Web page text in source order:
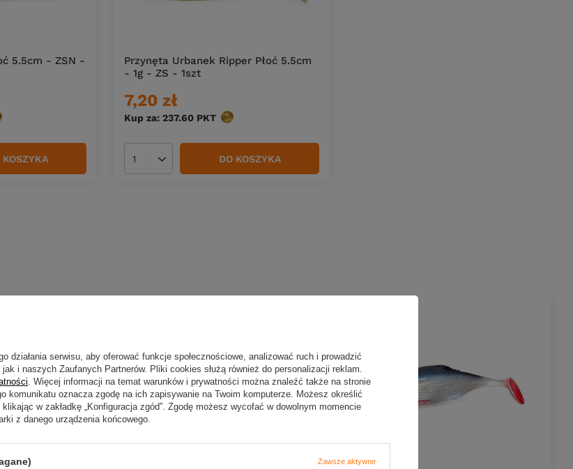
5.5cm - ZSN -
KOSZYKA
Przynęta Urbanek Ripper Płoć 5.5cm
- 1g - ZS - 1szt
7,20 zł
Kup za: 237.60 PKT punktów
Ilość produktów DO KOSZYKA
NOWOŚĆ
działania serwisu, aby oferować funkcje społecznościowe, analizować ruch i prowadzić
i naszych Zaufanych Partnerów. Pliki cookies służą również do personalizacji reklam.
. Więcej informacji na temat warunków i prywatności można znaleźć także na stronie
komunikatu oznacza zgodę na ich zapisywanie na Twoim komputerze. Możesz określić
w zakładkę „Konfiguracja zgód”. Zgodę możesz wycofać w dowolnym momencie
z danego urządzenia końcowego.
Zawsze aktywne